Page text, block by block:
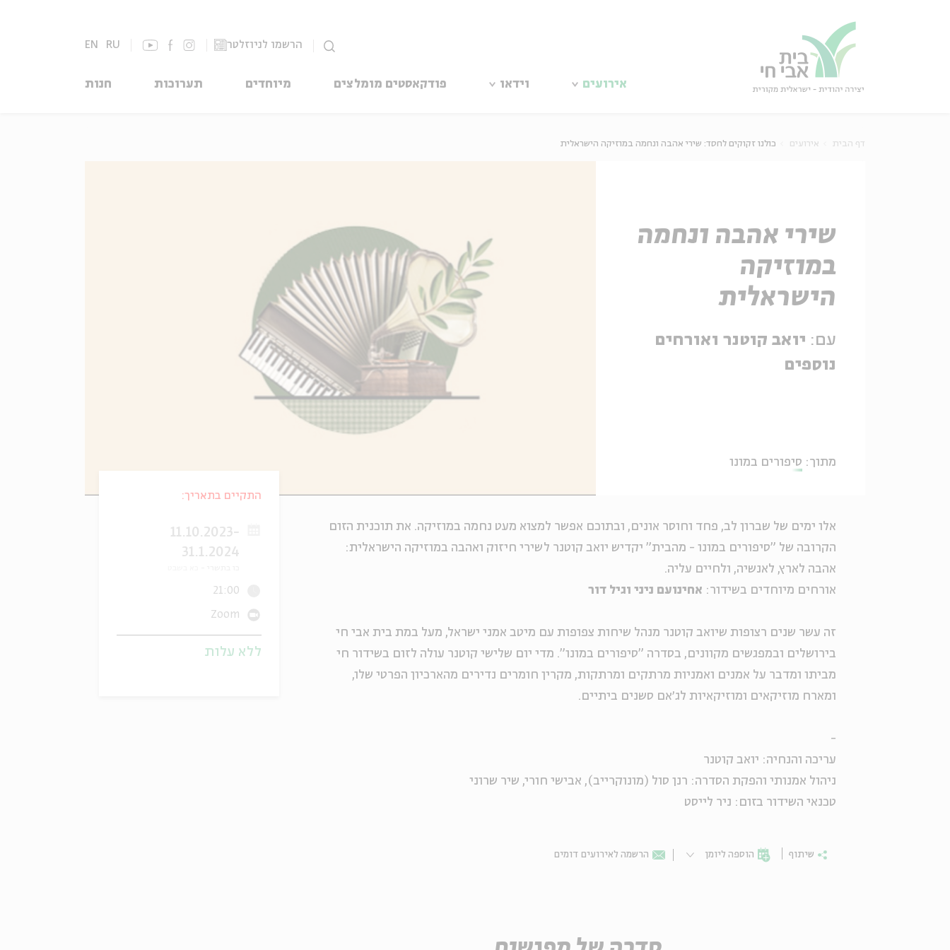
הרשמו לניוזלטר EN RU
אירועים וידאו פודקאסטים מומלצים מיוחדים תערוכות חנות
דף הבית אירועים כולנו זקוקים לחסד: שירי אהבה ונחמה במוזיקה הישראלית
שירי אהבה ונחמה
במוזיקה
הישראלית
עם: יואב קוטנר ואורחים
נוספים
מתוך: סיפורים במונו
אלו ימים של שברון לב, פחד וחוסר אונים, ובתוכם אפשר למצוא מעט נחמה במוזיקה. את תוכנית הזום
הקרובה של "סיפורים במונו - מהבית" יקדיש יואב קוטנר לשירי חיזוק ואהבה במוזיקה הישראלית:
אהבה לארץ, לאנשיה, ולחיים עליה.
אורחים מיוחדים בשידור: אחינועם ניני וגיל דור
זה עשר שנים רצופות שיואב קוטנר מנהל שיחות צפופות עם מיטב אמני ישראל, מעל במת בית אבי חי
בירושלים ובמפגשים מקוונים, בסדרה "סיפורים במונו". מדי יום שלישי קוטנר עולה לזום בשידור חי
מביתו ומדבר על אמנים ואמניות מרתקים ומרתקות, מקרין חומרים נדירים מהארכיון הפרטי שלו,
ומארח מוזיקאים ומוזיקאיות לג׳אם סשנים ביתיים.
-
עריכה והנחיה: יואב קוטנר
ניהול אמנותי והפקת הסדרה: רנן סול (מונוקרייב), אבישי חורי, שיר שרוני
טכנאי השידור בזום: ניר לייסט
שיתוף הוספה ליומן הרשמה לאירועים דומים
התקיים בתאריך:
11.10.2023-
31.1.2024
21:00
Zoom
ללא עלות